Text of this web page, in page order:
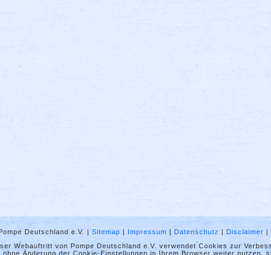
Deutschland e.V. |Sitemap |Impressum| Datenschutz | Disclaimer |
Webauftritt von Pompe Deutschland e.V. verwendet Cookies zur
ohne Änderung der Cookie-Einstellungen in Ihrem Browser weiter nutzen,